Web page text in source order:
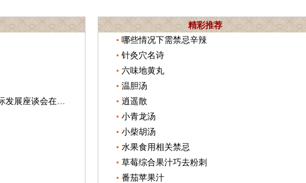
精彩推荐
哪些情况下需禁忌辛辣
针灸穴名诗
六味地黄丸
温胆汤
逍遥散
小青龙汤
小柴胡汤
水果食用相关禁忌
草莓综合果汁巧去粉刺
番茄苹果汁